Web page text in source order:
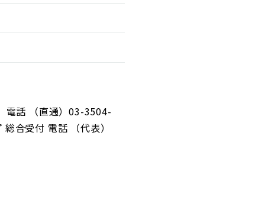
電話 （直通）03-3504-
合受付 電話 （代表）